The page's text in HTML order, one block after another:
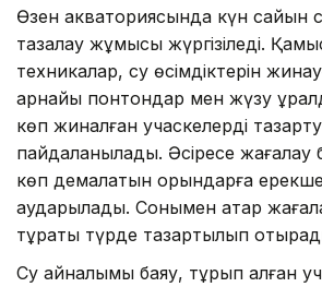
Өзен акваториясында күн сайын
тазалау жұмысы жүргізіледі.
техникалар, су өсімдіктерін
арнайы понтондар мен жүзу
көп жиналған учаскелерді
пайдаланылады. Әсіресе жағалау
көп демалатын орындарға
аударылады. Сонымен қатар
тұрақты түрде тазартылып
Су айналымы баяу, тұрып қалған